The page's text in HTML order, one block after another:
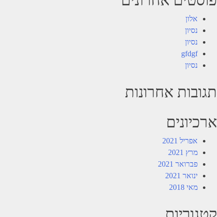
אלון
נסיון
נסיון
gfdgf
נסיון
תגובות אחרונות
ארכיונים
אפריל 2021
מרץ 2021
פברואר 2021
ינואר 2021
מאי 2018